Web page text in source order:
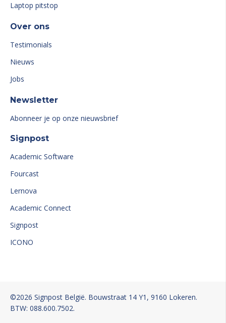
Laptop pitstop
Over ons
Testimonials
Nieuws
Jobs
Newsletter
Abonneer je op onze nieuwsbrief
Signpost
Academic Software
Fourcast
Lernova
Academic Connect
Signpost
ICONO
©2026 Signpost België. Bouwstraat 14 Y1 , 9160 Lokeren.
BTW: 088.600.7502.